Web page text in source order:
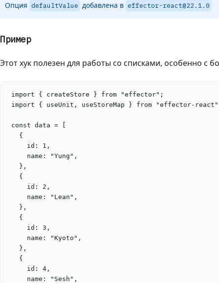
Опция defaultValue добавлена в effector-react@22.1.0
Пример
Этот хук полезен для работы со списками, особенно с
import { createStore } from "effector" ;
import { useUnit , useStoreMap } from "effector-react "
const data = [
{
id: 1 ,
name:
"Yung " ,
},
{
id: 2 ,
name:
" Lean " ,
},
{
id: 3 ,
name:
"Kyoto " ,
},
{
id: 4,
name:
" Sesh " ,